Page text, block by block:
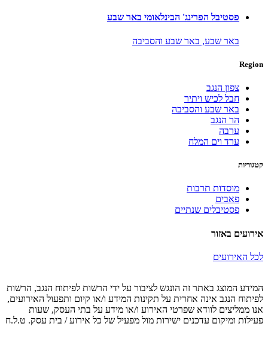
פסטיבל הפרינג' הבינלאומי באר שבע
באר שבע, באר שבע והסביבה
Region
צפון הנגב
חבל לכיש ויתיר
באר שבע והסביבה
הר הנגב
ערבה
ערד וים המלח
קטגוריות
מוסדות תרבות
פאבים
פסטיבלים שנתיים
אירועים באזור
לכל האירועים
המידע המוצג באתר זה הונגש לציבור על ידי הרשות לפיתוח הנגב, הרשות
לפיתוח הנגב אינה אחרית על תקינות המידע ו/או קיום ותפעול האירועים,
אנו ממליצים לוודא שפרטי האירוע ו/או מידע על בתי העסק, שעות
פעילות ומיקום עדכנים ישירות מול מפעיל של כל אירוע / בית עסק. ט.ל.ח